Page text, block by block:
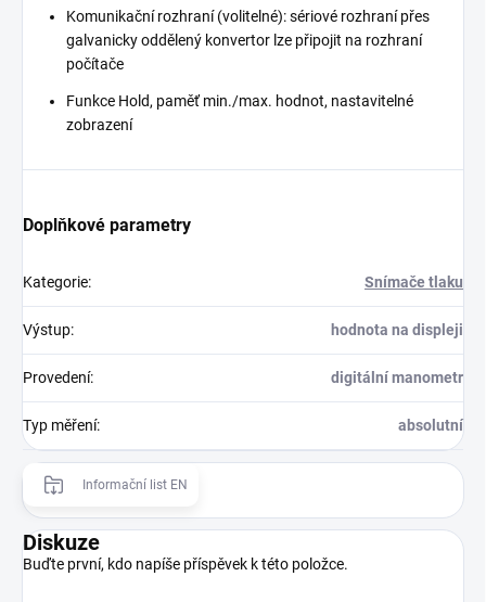
Komunikační rozhraní (volitelné): sériové rozhraní přes
galvanicky oddělený konvertor lze připojit na rozhraní
počítače
Funkce Hold, paměť min./max. hodnot, nastavitelné
zobrazení
Doplňkové parametry
Kategorie: Snímače tlaku
Výstup: hodnota na displeji
Provedení: digitální manometr
Typ měření: absolutní
Informační list EN
Diskuze
Buďte první, kdo napíše příspěvek k této položce.